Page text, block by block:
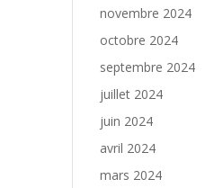
novembre 2024
octobre 2024
septembre 2024
juillet 2024
juin 2024
avril 2024
mars 2024